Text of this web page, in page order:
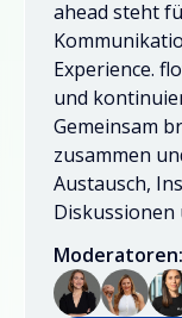
ahead steht
Experience.
und
Gemeinsam
zusammen
Austausch,
Moderatoren: